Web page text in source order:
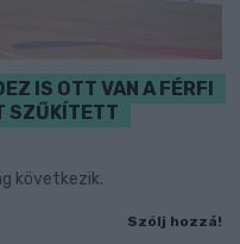
IS OTT VAN A FÉRFI
SZŰKÍTETT
következik.
Szólj hozzá!